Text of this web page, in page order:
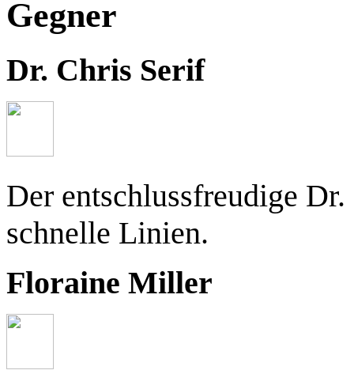
Gegner
Dr. Chris Serif
Der entschlussfreudige
schnelle Linien.
Floraine Miller